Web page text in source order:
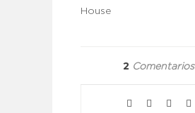
House
2 Comentarios